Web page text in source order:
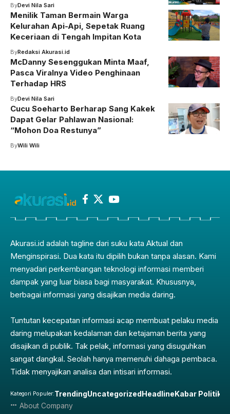
ByDevi Nila Sari
Menilik Taman Bermain Warga
Kelurahan Api-Api, Sepetak Ruang
Keceriaan di Tengah Impitan Kota
ByRedaksi Akurasi.id
McDanny Sesenggukan Minta Maaf,
Pasca Viralnya Video Penghinaan
Terhadap HRS
ByDevi Nila Sari
Cucu Soeharto Berharap Sang Kakek
Dapat Gelar Pahlawan Nasional:
“Mohon Doa Restunya”
ByWili Wili
Akurasi.id adalah tagline dari suku kata Aktual dan
Menginspirasi. Dua kata itu dipilih bukan tanpa alasan. Kami
menyadari perkembangan teknologi informasi memberi
dampak yang luar biasa bagi masyarakat. Khususnya,
berbagai informasi yang disajikan media daring.
Tuntutan kecepatan informasi acap membuat pelaku media
daring melupakan kedalaman dan ketajaman berita yang
disajikan di publik. Tak pelak, informasi yang disuguhkan
sangat dangkal. Seolah hanya memenuhi dahaga pembaca.
Tidak menyajikan analisa dan intisari informasi.
Kategori Populer:TrendingUncategorizedHeadlineKabar Politik
About Company